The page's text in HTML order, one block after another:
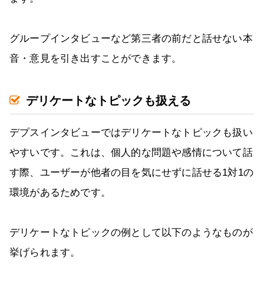
グループインタビューなど第三者の前だと話せない本
音・意見を引き出すことができます。
デリケートなトピックも扱える
デプスインタビューではデリケートなトピックも扱い
やすいです。これは、個人的な問題や感情について話
す際、ユーザーが他者の目を気にせずに話せる1対1の
環境があるためです。
デリケートなトピックの例として以下のようなものが
挙げられます。